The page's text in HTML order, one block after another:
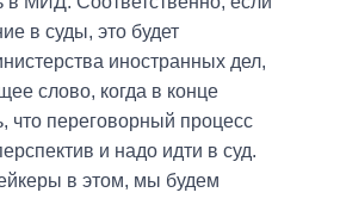
в суды, это будет
иностранных дел,
слово, когда в конце
что переговорный процесс
и надо идти в суд.
в этом, мы будем